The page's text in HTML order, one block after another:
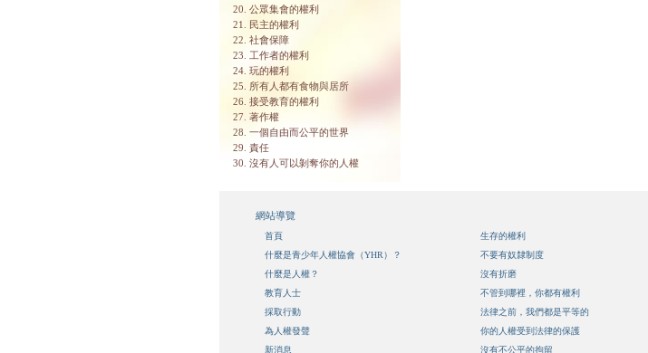
20. 公眾集會的權利
21. 民主的權利
22. 社會保障
23. 工作者的權利
24. 玩的權利
25. 所有人都有食物與居所
26. 接受教育的權利
27. 著作權
28. 一個自由而公平的世界
29. 責任
30. 沒有人可以剝奪你的人權
網站導覽
首頁
什麼是青少年人權協會（YHR）？
什麼是人權？
教育人士
採取行動
為人權發聲
新消息
生存的權利
不要有奴隸制度
沒有折磨
不管到哪裡，你都有權利
法律之前，我們都是平等的
你的人權受到法律的保護
沒有不公平的拘留